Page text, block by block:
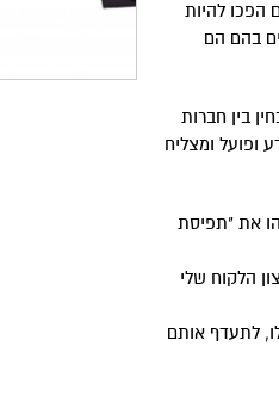
הפכו להיות
בהם הם
בין חברות
ופועל ומצליח
את "תפיסת
הלקוח שלי
לתעדף אותם